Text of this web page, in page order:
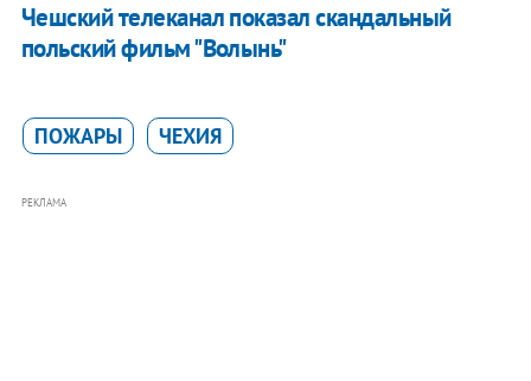
Чешский телеканал показал скандальный
польский фильм "Волынь"
ПОЖАРЫ ЧЕХИЯ
РЕКЛАМА